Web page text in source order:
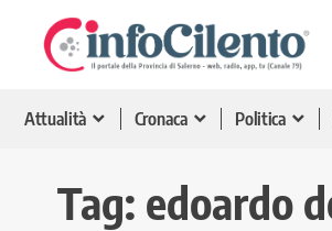
Attualità Cronaca Politica
Tag: edoardo